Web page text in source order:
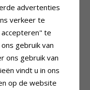
1
Briljantgeslepen
Diamant
Kleur:
Wesselton
Helderheid:
1 X 0,035
advertenties
verkeer te
te
gebruik van
ons gebruik van
vindt u in ons
op de website